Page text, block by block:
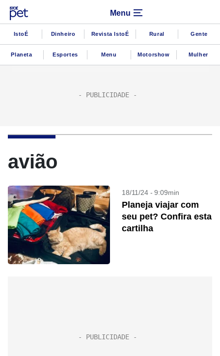
Menu
IstoÉ Dinheiro Revista IstoÉ Rural Gente
Planeta Esportes Menu Motorshow Mulher
avião
18/11/24 - 9:09min
Planeja viajar com
seu pet? Confira esta
cartilha